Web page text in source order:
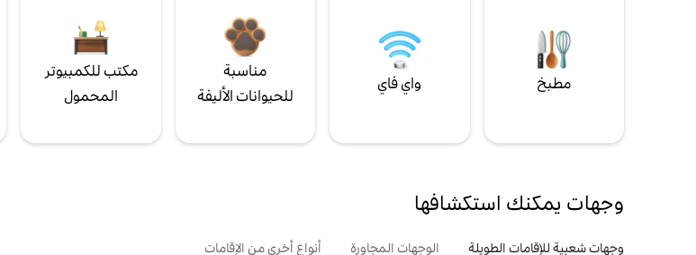
مطبخ واي فاي
مناسبة
للحيوانات الأليفة
مكتب للكمبيوتر
المحمول
وجهات يمكنك استكشافها
وجهات شعبية للإقامات الطويلة الوجهات المجاورة أنواع أخرى من الإقامات